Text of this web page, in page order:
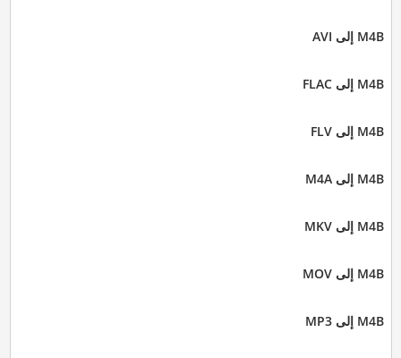
M4B إلى AVI
M4B إلى FLAC
M4B إلى FLV
M4B إلى M4A
M4B إلى MKV
M4B إلى MOV
M4B إلى MP3